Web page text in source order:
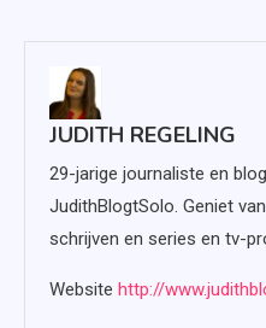
JUDITH REGELING
29-jarige journaliste en
JudithBlogtSolo. Geniet
schrijven en series en tv-
Website http://